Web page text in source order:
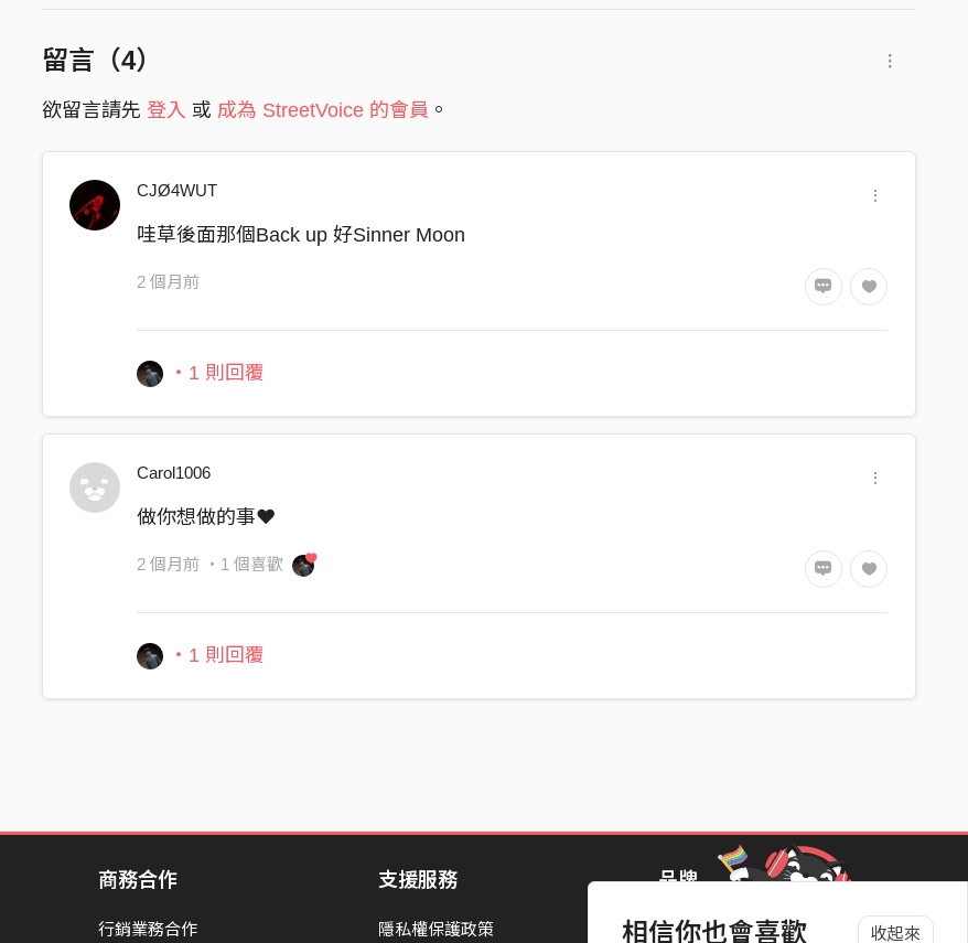
相信你也會喜歡 收起來
想想你開始的曾經
你是多麼想要達成那個夢
命運的齒輪開始轉動
把故事透過鼓點傳送
留下的不僅是音樂更是生活
何必要為了不確定的目的地拼搏
走到現在靠的不只是盲目的努力
不僅是創作生活好多問題需要處理
賭的是能在舞台上唱到最後一口氣
對於不合理我都想抗議
許多聲音都在勸我放棄
想想你開始的曾經
你是多麼想要達成那個夢
從小我就待在浴室裡面唱
留言（4）
欲留言請先 登入 或 成為 StreetVoice 的會員 。
CJØ4WUT
哇草後面那個Back up 好Sinner Moon
2 個月前
・1 則回覆
Carol1006
做你想做的事❤️
2 個月前 ・1 個喜歡
・1 則回覆
商務合作
行銷業務合作
支援服務
隱私權保護政策
品牌
StreetVoice Awards 街聲音樂獎